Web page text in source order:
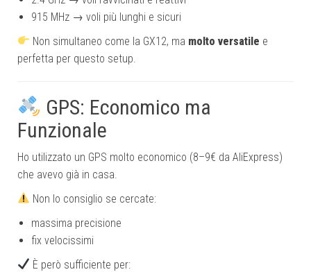
915 MHz → voli più lunghi e sicuri
Non simultaneo come la GX12, ma molto versatile e
perfetta per questo setup.
GPS: Economico ma
Funzionale
Ho utilizzato un GPS molto economico (8–9€ da AliExpress)
che avevo già in casa.
Non lo consiglio se cercate:
massima precisione
fix velocissimi
È però sufficiente per: